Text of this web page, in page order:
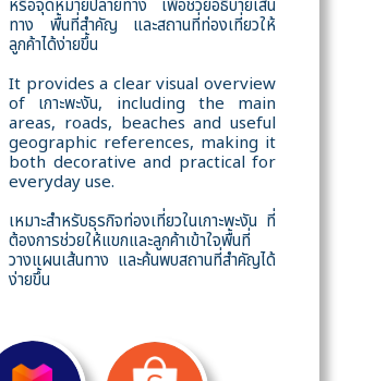
หรือจุดหมายปลายทาง เพื่อช่วยอธิบายเส้น
ทาง พื้นที่สำคัญ และสถานที่ท่องเที่ยวให้
ลูกค้าได้ง่ายขึ้น
It provides a clear visual overview
of เกาะพะงัน, including the main
areas, roads, beaches and useful
geographic references, making it
both decorative and practical for
everyday use.
เหมาะสำหรับธุรกิจท่องเที่ยวในเกาะพะงัน ที่
ต้องการช่วยให้แขกและลูกค้าเข้าใจพื้นที่
วางแผนเส้นทาง และค้นพบสถานที่สำคัญได้
ง่ายขึ้น